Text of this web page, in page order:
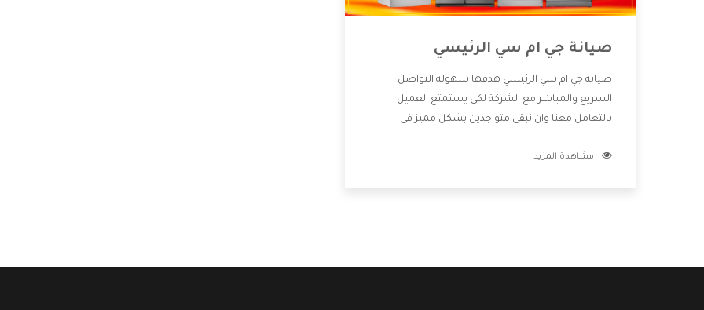
صيانة جي ام سي الرئيسي
صيانة جي ام سي الرئيسي هدفها سهولة التواصل
السريع والمباشر مع الشركة لكى يستمتع العميل
بالتعامل معنا وان نبقى متواجدين بشكل مميز فى
للعميل وان يستمتع بالخدمات التى تنفرد الشركة بها
مشاهدة المزيد